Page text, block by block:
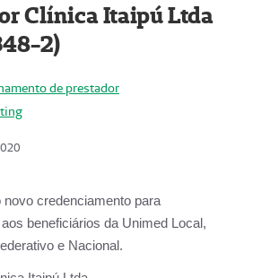
Clínica Itaipú Ltda
2)
de prestador
novo credenciamento para
beneficiários da Unimed Local,
e Nacional.